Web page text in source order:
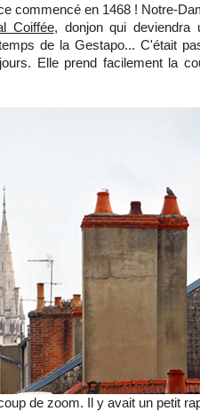
commencé en 1468 ! Notre-
Coiffée, donjon qui deviendra
de la Gestapo... C'était
Elle prend facilement la
de zoom. Il y avait un petit